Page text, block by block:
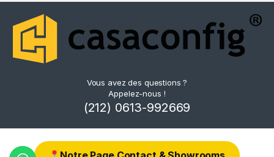
Vous avez des questions ?
Appelez-nous !
(212) 0613-992669